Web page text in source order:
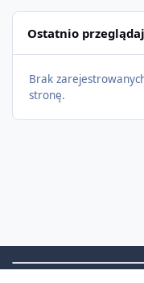
Ostatnio
Brak
stronę.